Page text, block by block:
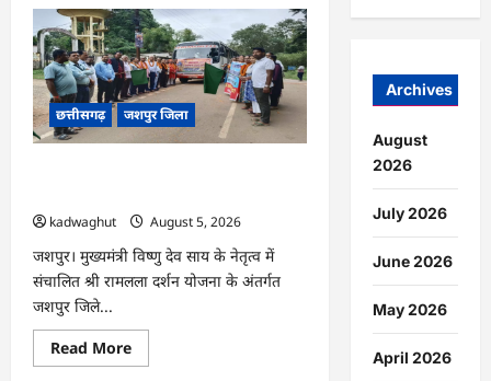
CG
:
अनवर
ढेबर
को
जमानत,
छत्तीसगढ़
से
रहने
साथ
…
छत्तीसगढ़ जशपुर जिला
kadwaghut
August 5, 2026
जशपुर। मुख्यमंत्री विष्णु देव साय के नेतृत्व में
संचालित श्री रामलला दर्शन योजना के अंतर्गत
जशपुर जिले...
Read MoreRead
more
Archives
August
2026
July 2026
June 2026
May 2026
April 2026